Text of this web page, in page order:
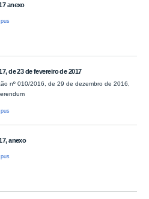
anexo
de 23 de fevereiro de 2017
nº 010/2016, de 29 de dezembro de 2016,
anexo